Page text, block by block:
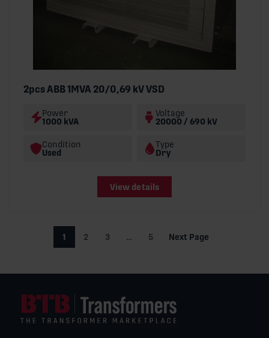
2pcs ABB 1MVA 20/0,69 kV VSD
Power
1000 kVA
Voltage
20000 / 690 kV
Condition
Used
Type
Dry
View details
1 2 3 … 5 Next Page